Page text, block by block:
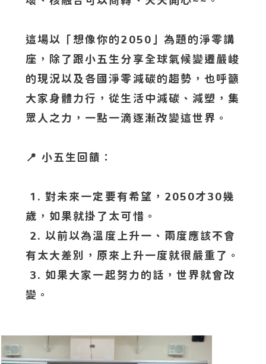
這場以「想像你的2050」為題的淨零講
座，除了跟小五生分享全球氣候變遷嚴峻
的現況以及各國淨零減碳的趨勢，也呼籲
大家身體力行，從生活中減碳、減塑，集
眾人之力，一點一滴逐漸改變這世界。
📍 小五生回饋：
1. 對未來一定要有希望，2050才30幾
歲，如果就掛了太可惜。
2. 以前以為溫度上升一、兩度應該不會
有太大差別，原來上升一度就很嚴重了。
3. 如果大家一起努力的話，世界就會改
變。